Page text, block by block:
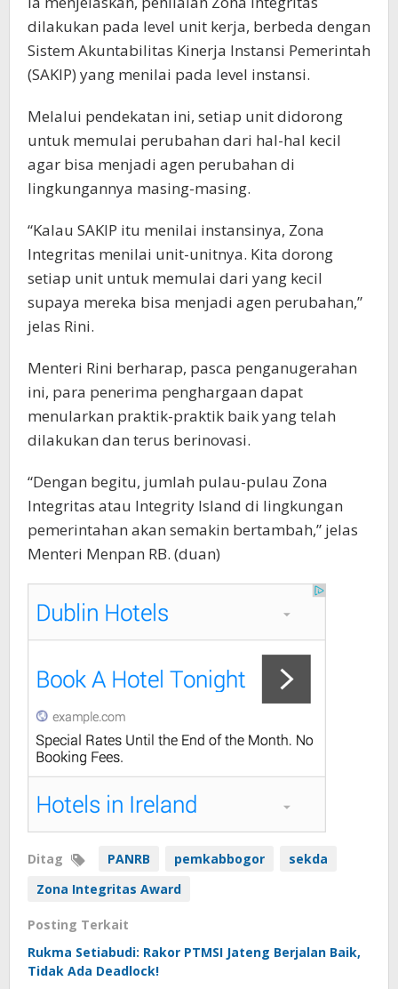
dilakukan pada level unit kerja, berbeda dengan
Sistem Akuntabilitas Kinerja Instansi Pemerintah
(SAKIP) yang menilai pada level instansi.
Melalui pendekatan ini, setiap unit didorong
untuk memulai perubahan dari hal-hal kecil
agar bisa menjadi agen perubahan di
lingkungannya masing-masing.
“Kalau SAKIP itu menilai instansinya, Zona
Integritas menilai unit-unitnya. Kita dorong
setiap unit untuk memulai dari yang kecil
supaya mereka bisa menjadi agen perubahan,”
jelas Rini.
Menteri Rini berharap, pasca penganugerahan
ini, para penerima penghargaan dapat
menularkan praktik-praktik baik yang telah
dilakukan dan terus berinovasi.
“Dengan begitu, jumlah pulau-pulau Zona
Integritas atau Integrity Island di lingkungan
pemerintahan akan semakin bertambah,” jelas
Menteri Menpan RB. (duan)
Ditag PANRB pemkabbogor
sekda
Zona Integritas Award
Posting Terkait
Rukma Setiabudi: Rakor PTMSI Jateng Berjalan Baik,
Tidak Ada Deadlock!